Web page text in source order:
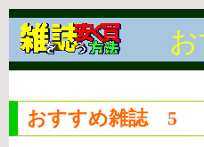
おすすめ雑誌 5